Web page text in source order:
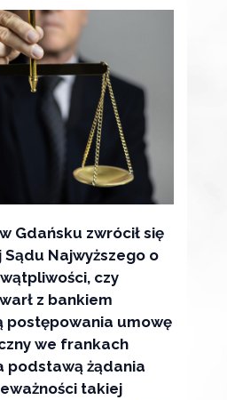
Gdańsku zwrócił się
Sądu Najwyższego o
czy
z bankiem
postępowania umowę
we frankach
podstawą żądania
takiej